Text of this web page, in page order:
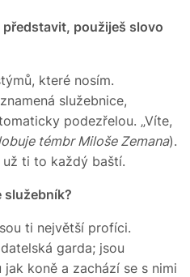
představit, použiješ slovo
které nosím.
služebnice,
podezřelou. „Víte,
témbr Miloše Zemana).
už ti to každý baští.
služebník?
ti největší profíci.
garda; jsou
koně a zachází se s nimi